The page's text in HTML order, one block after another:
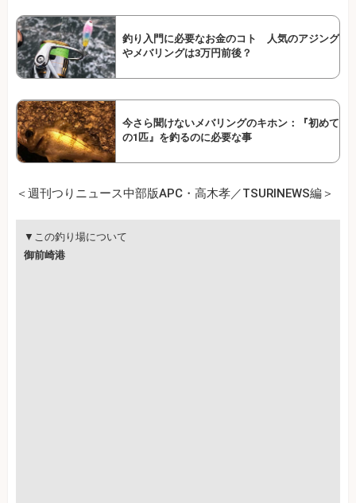
釣り入門に必要なお金のコト 人気のアジング
やメバリングは3万円前後？
今さら聞けないメバリングのキホン：『初めて
の1匹』を釣るのに必要な事
＜週刊つりニュース中部版APC・高木孝／TSURINEWS編＞
▼この釣り場について
御前崎港